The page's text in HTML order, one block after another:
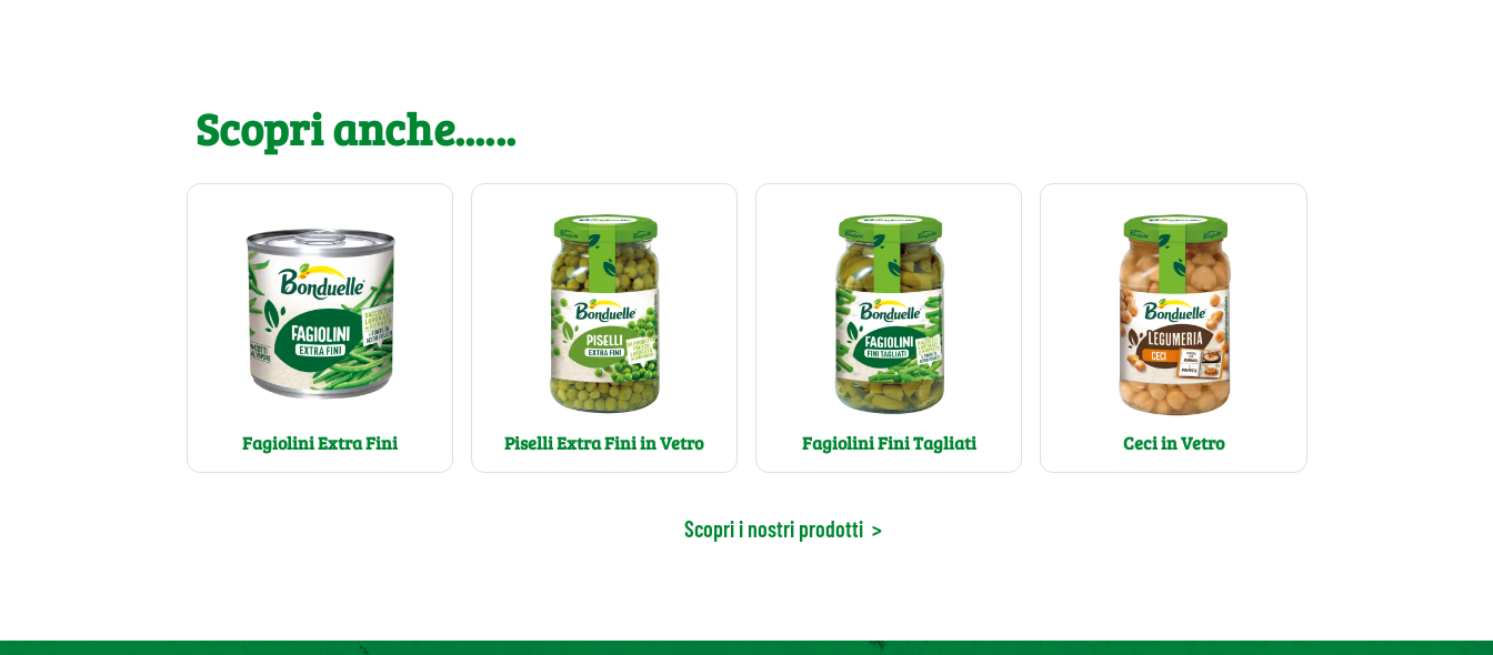
Scopri anche......
Fagiolini Extra Fini Piselli Extra Fini in Vetro Fagiolini Fini Tagliati Ceci in Vetro
Scopri i nostri prodotti >